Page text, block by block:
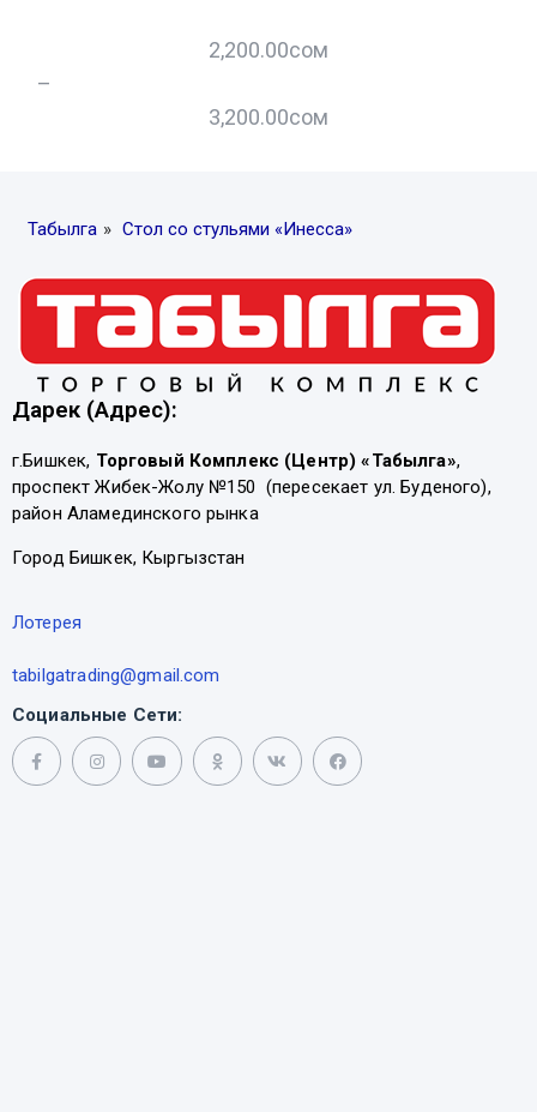
2,200.00сом
–
3,200.00сом
Табылга » Стол со стульями «Инесса»
Дарек (Адрес):
г.Бишкек, Торговый Комплекс (Центр) «Табылга»,
проспект Жибек-Жолу №150 (пересекает ул. Буденого),
район Аламединского рынка
Город Бишкек, Кыргызстан
Лотерея
tabilgatrading@gmail.com
Социальные Сети: